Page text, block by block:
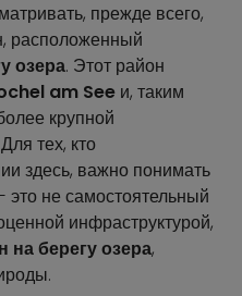
прежде всего,
расположенный
озера. Этот район
am See и, таким
крупной
тех, кто
здесь, важно понимать
не самостоятельный
инфраструктурой,
на берегу озера,